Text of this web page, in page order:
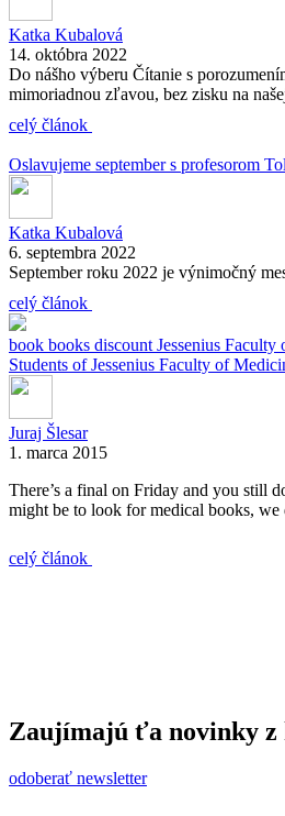
Katka Kubalová
14. októbra 2022
Do nášho výberu Čítanie s
mimoriadnou zľavou, bez zisku na
celý článok
Oslavujeme september s profesorom
Katka Kubalová
6. septembra 2022
September roku 2022 je výnimočný
celý článok
book books discount Jessenius Faculty
Students of Jessenius Faculty of
Juraj Šlesar
1. marca 2015
There’s a final on Friday and you still
might be to look for medical books,
celý článok
Zaujímajú ťa novinky z
odoberať newsletter